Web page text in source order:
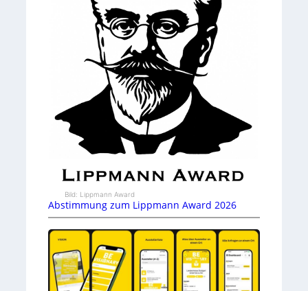
Bild: Lippmann Award
Abstimmung zum Lippmann Award 2026